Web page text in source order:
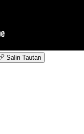
Salin Tautan